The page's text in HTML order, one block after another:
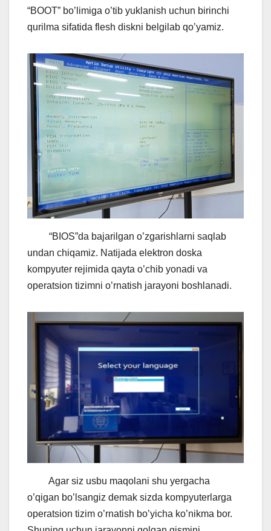
“BOOT” bo’limiga o’tib yuklanish uchun birinchi
qurilma sifatida flesh diskni belgilab qo’yamiz.
“BIOS”da bajarilgan o’zgarishlarni saqlab
undan chiqamiz. Natijada elektron doska
kompyuter rejimida qayta o’chib yonadi va
operatsion tizimni o’rnatish jarayoni boshlanadi.
Agar siz usbu maqolani shu yergacha
o’qigan bo’lsangiz demak sizda kompyuterlarga
operatsion tizim o’rnatish bo’yicha ko’nikma bor.